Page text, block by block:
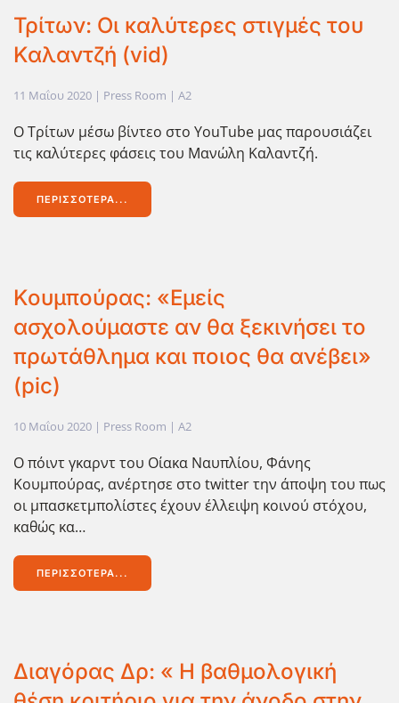
Τρίτων: Οι καλύτερες στιγμές του
Καλαντζή (vid)
11 Μαΐου 2020 | Press Room | A2
Ο Τρίτων μέσω βίντεο στο YouTube μας παρουσιάζει
τις καλύτερες φάσεις του Μανώλη Καλαντζή.
ΠΕΡΙΣΣΌΤΕΡΑ...
Κουμπούρας: «Εμείς
ασχολούμαστε αν θα ξεκινήσει το
πρωτάθλημα και ποιος θα ανέβει»
(pic)
10 Μαΐου 2020 | Press Room | A2
Ο πόιντ γκαρντ του Οίακα Ναυπλίου, Φάνης
Κουμπούρας, ανέρτησε στο twitter την άποψη του πως
οι μπασκετμπολίστες έχουν έλλειψη κοινού στόχου,
καθώς κα…
ΠΕΡΙΣΣΌΤΕΡΑ...
Διαγόρας Δρ: « Η βαθμολογική